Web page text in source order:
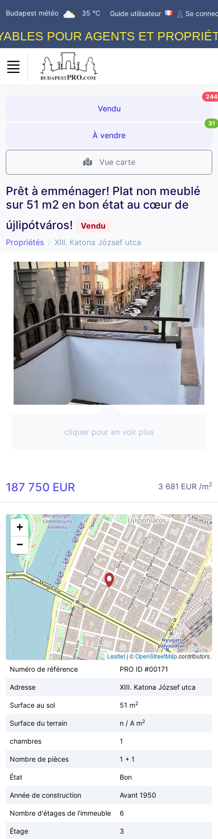
Budapest météo 35 °C Guide utilisateur Se
POUR AGENTS ET
Vendu
244
À vendre
31
Vue carte
Prêt à emménager! Plat non meublé
sur 51 m2 en bon état au cœur de
újlipótváros!
Vendu
Propriétés
XIII. Katona József utca
cliquer pour en voir plus
187 750 EUR 3 681 EUR /m2
+
−
Leaflet | ©OpenStreetMapcontributors
Numéro de référence
PRO ID #00171
Adresse XIII. Katona József utca
Surface au sol 51 m2
Surface du terrain n / A m2
chambres 1
Nombre de pièces 1 + 1
État Bon
Année de construction Avant 1950
Nombre d'étages de l'immeuble 6
Étage 3